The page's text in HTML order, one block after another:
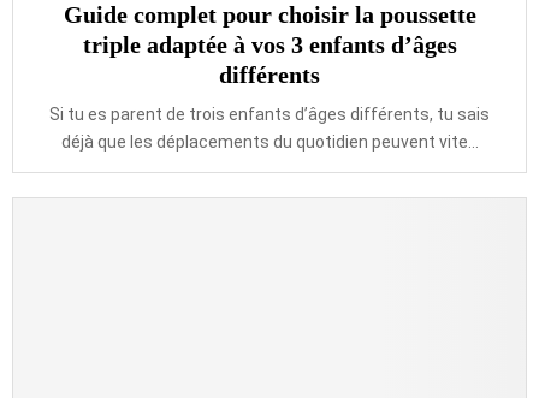
Guide complet pour choisir la poussette
triple adaptée à vos 3 enfants d’âges
différents
Si tu es parent de trois enfants d’âges différents, tu sais
déjà que les déplacements du quotidien peuvent vite...